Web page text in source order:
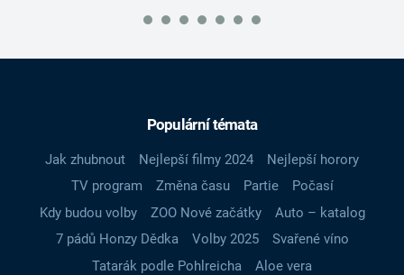
Populární témata
Jak zhubnout Nejlepší filmy 2024
Nejlepší horory
TV program
Změna času Partie
Počasí
Kdy budou volby
ZOO Nové začátky
Auto – katalog
7 pádů Honzy Dědka
Volby 2025
Svařené víno
Tatarák podle Pohlreicha
Aloe vera